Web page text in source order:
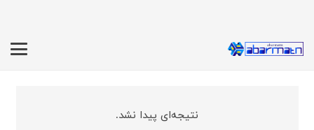
نتیجه‌ای پیدا نشد.